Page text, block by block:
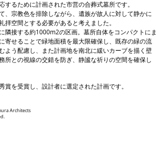
するために計画された市営の合葬式墓所です。
、宗教色を排除しながら、遺族が故人に対して静かに
空間とする必要があると考えました。
隣接する約1000m2の区画。墓所自体をコンパクトにま
寄せることで緑地面積を最大限確保し、既存の緑の流
よう配慮し、また計画地を南北に緩いカーブを描く壁
所との視線の交錯を防ぎ、静謐な祈りの空間を確保し
を受賞し、設計者に選定された計画です。
Architects